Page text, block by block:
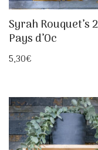
Syrah Rouquet’s
Pays d’Oc
5,30€